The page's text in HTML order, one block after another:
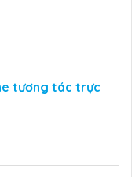
tương tác trực